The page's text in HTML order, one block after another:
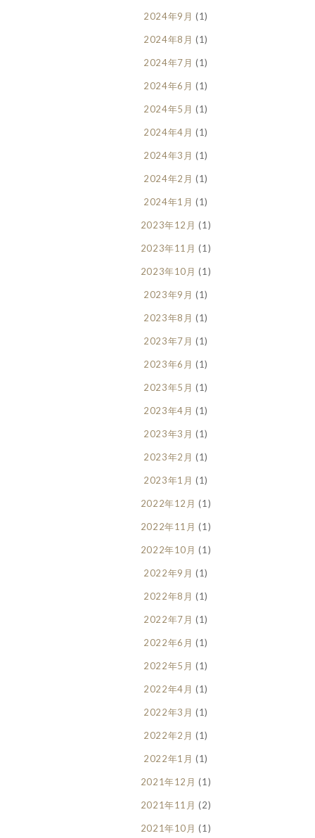
2024年9月 (1)
2024年8月 (1)
2024年7月 (1)
2024年6月 (1)
2024年5月 (1)
2024年4月 (1)
2024年3月 (1)
2024年2月 (1)
2024年1月 (1)
2023年12月 (1)
2023年11月 (1)
2023年10月 (1)
2023年9月 (1)
2023年8月 (1)
2023年7月 (1)
2023年6月 (1)
2023年5月 (1)
2023年4月 (1)
2023年3月 (1)
2023年2月 (1)
2023年1月 (1)
2022年12月 (1)
2022年11月 (1)
2022年10月 (1)
2022年9月 (1)
2022年8月 (1)
2022年7月 (1)
2022年6月 (1)
2022年5月 (1)
2022年4月 (1)
2022年3月 (1)
2022年2月 (1)
2022年1月 (1)
2021年12月 (1)
2021年11月 (2)
2021年10月 (1)